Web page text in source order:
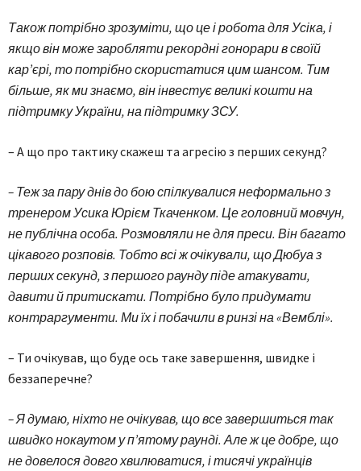
Також потрібно зрозуміти, що це і робота для Усіка, і
якщо він може заробляти рекордні гонорари в своїй
кар’єрі, то потрібно скористатися цим шансом. Тим
більше, як ми знаємо, він інвестує великі кошти на
підтримку України, на підтримку ЗСУ.
– А що про тактику скажеш та агресію з перших секунд?
– Теж за пару днів до бою спілкувалися неформально з
тренером Усика Юрієм Ткаченком. Це головний мовчун,
не публічна особа. Розмовляли не для преси. Він багато
цікавого розповів. Тобто всі ж очікували, що Дюбуа з
перших секунд, з першого раунду піде атакувати,
давити й притискати. Потрібно було придумати
контраргументи. Ми їх і побачили в ринзі на «Вемблі».
– Ти очікував, що буде ось таке завершення, швидке і
беззаперечне?
– Я думаю, ніхто не очікував, що все завершиться так
швидко нокаутом у п’ятому раунді. Але ж це добре, що
не довелося довго хвилюватися, і тисячі українців